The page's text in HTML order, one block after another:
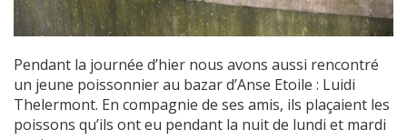
Pendant la journée d’hier nous avons aussi rencontré
un jeune poissonnier au bazar d’Anse Etoile : Luidi
Thelermont. En compagnie de ses amis, ils plaçaient les
poissons qu’ils ont eu pendant la nuit de lundi et mardi